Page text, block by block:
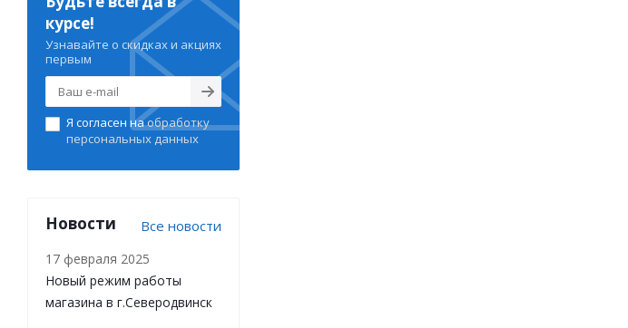
курсе!
Узнавайте о скидках и акциях
первым
Я согласен наобработку
персональных данных
Новости Все новости
17 февраля 2025
Новый режим работы
магазина в г.Северодвинск